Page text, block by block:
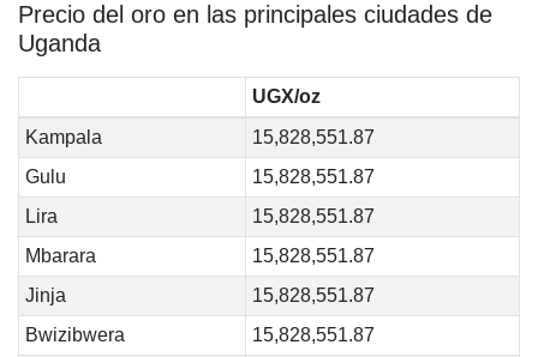
Precio del oro en las principales ciudades de
Uganda
UGX/oz
Kampala
15,828,551.87
Gulu
15,828,551.87
Lira
15,828,551.87
Mbarara
15,828,551.87
Jinja
15,828,551.87
Bwizibwera
15,828,551.87